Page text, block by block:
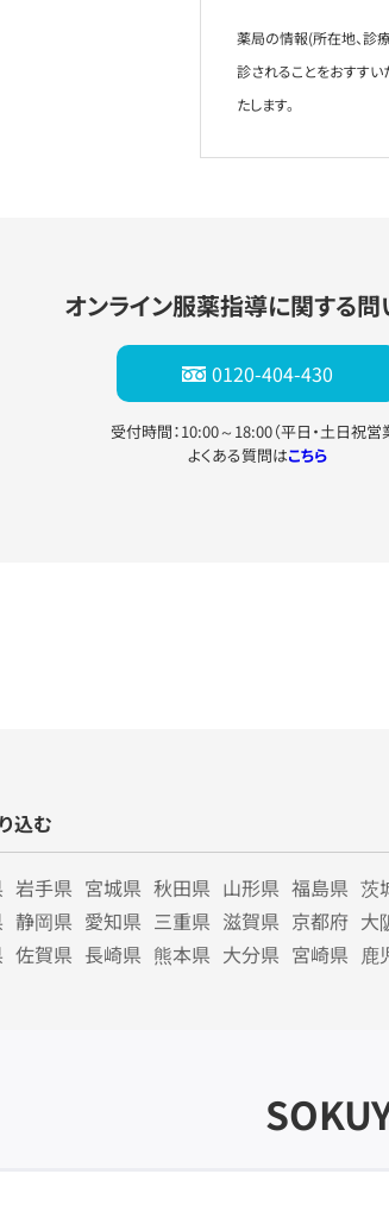
薬局の情報(所在地、診
診されることをおすすい
たします。
オンライン服薬指導に関する
0120-404-430
受付時間：10:00～18:00（平日・土日祝営
よくある質問はこちら
込む
岩手県 宮城県 秋田県 山形県 福島県 茨
静岡県 愛知県 三重県 滋賀県 京都府 大
佐賀県 長崎県 熊本県 大分県 宮崎県 鹿